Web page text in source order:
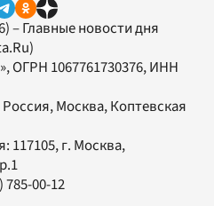
– Главные новости дня
, ОГРН 1067761730376, ИНН
Москва, Коптевская
117105, г. Москва,
785-00-12